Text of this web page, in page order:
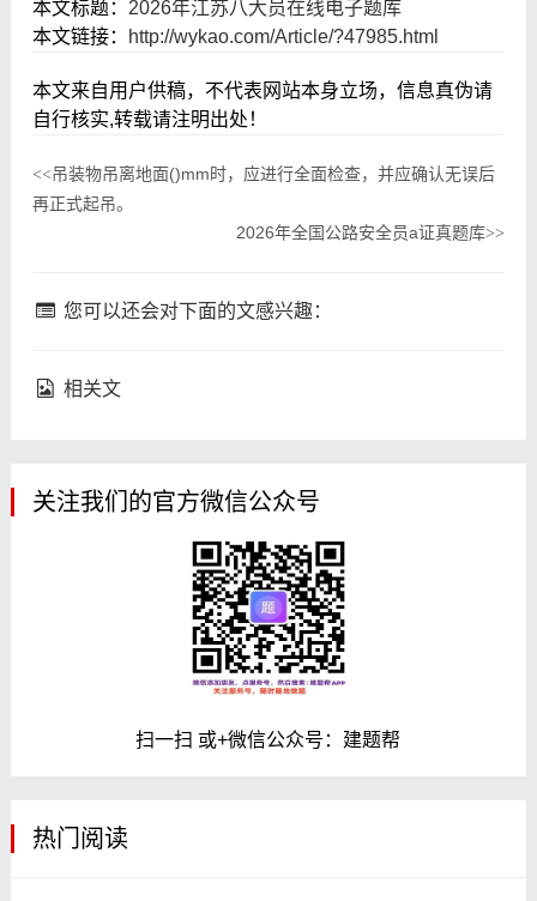
本文标题： 2026年江苏八大员在线电子题库
本文链接：
http://wykao.com/Article/?47985.html
本文来自用户供稿，不代表网站本身立场，信息真伪请
自行核实,转载请注明出处！
<<吊装物吊离地面()mm时，应进行全面检查，并应确认无误后
再正式起吊。
2026年全国公路安全员a证真题库>>
您可以还会对下面的文感兴趣：
相关文
关注我们的官方微信公众号
扫一扫 或+微信公众号：建题帮
热门阅读